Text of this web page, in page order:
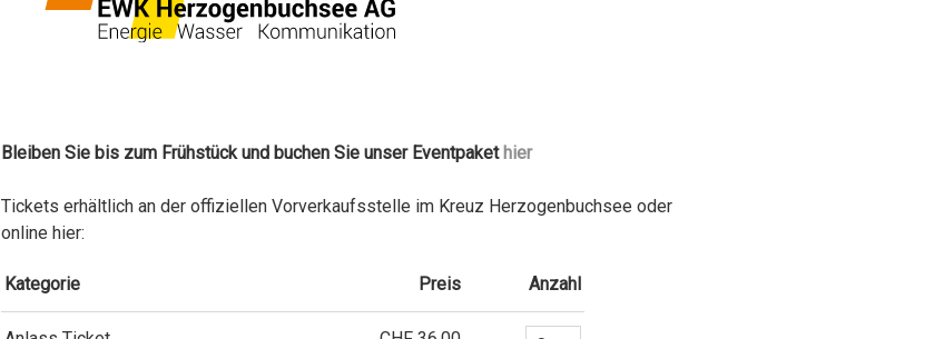
Bleiben Sie bis zum Frühstück und buchen Sie unser Eventpaket hier
Tickets erhältlich an der offiziellen Vorverkaufsstelle im Kreuz Herzogenbuchsee oder
online hier:
Kategorie Preis Anzahl